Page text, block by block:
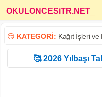
OKULONCESiTR.NET
😏 KATEGORİ: Kağıt İşleri
🥰 2026 Yılbaşı